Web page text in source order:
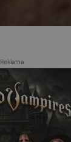
Reklama